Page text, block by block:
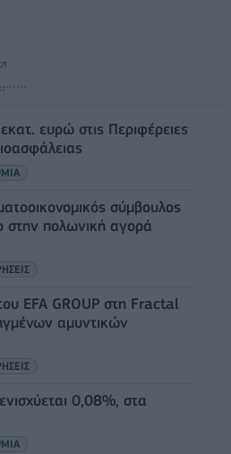
ευρώ στις Περιφέρειες
σύμβουλος
στην πολωνική αγορά
EFA GROUP στη Fractal
αμυντικών
0,08%, στα